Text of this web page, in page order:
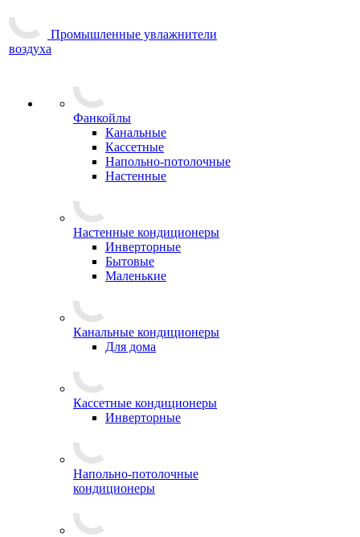
Промышленные увлажнители
воздуха
Фанкойлы
Канальные
Кассетные
Напольно-потолочные
Настенные
Настенные кондиционеры
Инверторные
Бытовые
Маленькие
Канальные кондиционеры
Для дома
Кассетные кондиционеры
Инверторные
Напольно-потолочные
кондиционеры